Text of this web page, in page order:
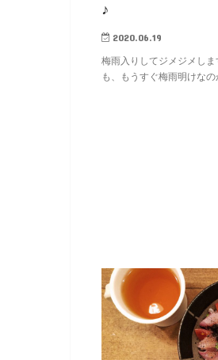
♪
2020.06.19
梅雨入りしてジメジメし
も、もうすぐ梅雨明けな